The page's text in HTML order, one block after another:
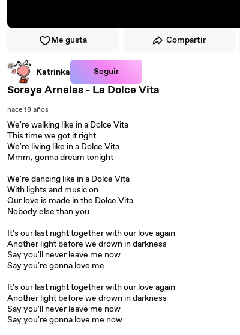
Me gusta Compartir
Katrinka Seguir
Soraya Arnelas - La Dolce Vita
hace 18 años
We're walking like in a Dolce Vita
This time we got it right
We're living like in a Dolce Vita
Mmm, gonna dream tonight
We're dancing like in a Dolce Vita
With lights and music on
Our love is made in the Dolce Vita
Nobody else than you
It's our last night together with our love again
Another light before we drown in darkness
Say you'll never leave me now
Say you're gonna love me
It's our last night together with our love again
Another light before we drown in darkness
Say you'll never leave me now
Say you're gonna love me now